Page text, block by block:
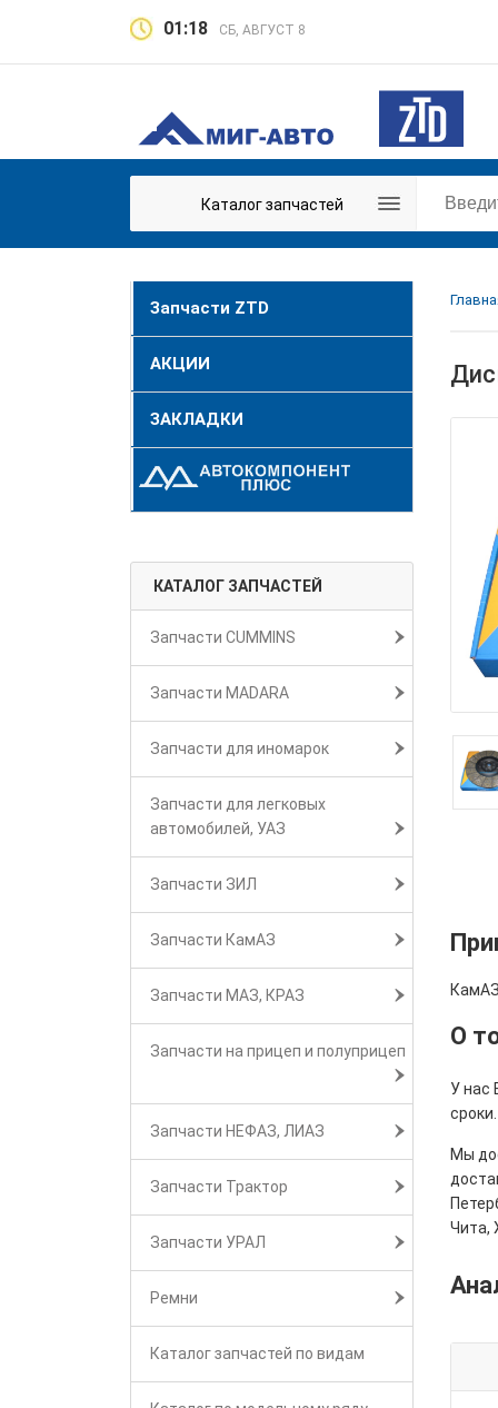
01:18 СБ, АВГУСТ 8
Каталог запчастей
Запчасти ZTD
АКЦИИ
ЗАКЛАДКИ
КАТАЛОГ ЗАПЧАСТЕЙ
Запчасти CUMMINS
Запчасти MADARA
Запчасти для иномарок
Запчасти для легковых
автомобилей, УАЗ
Запчасти ЗИЛ
Запчасти КамАЗ
Запчасти МАЗ, КРАЗ
Запчасти на прицеп и полуприцеп
Запчасти НЕФАЗ, ЛИАЗ
Запчасти Трактор
Запчасти УРАЛ
Ремни
Каталог запчастей по видам
О
У нас
сроки.
Мы
Чита,